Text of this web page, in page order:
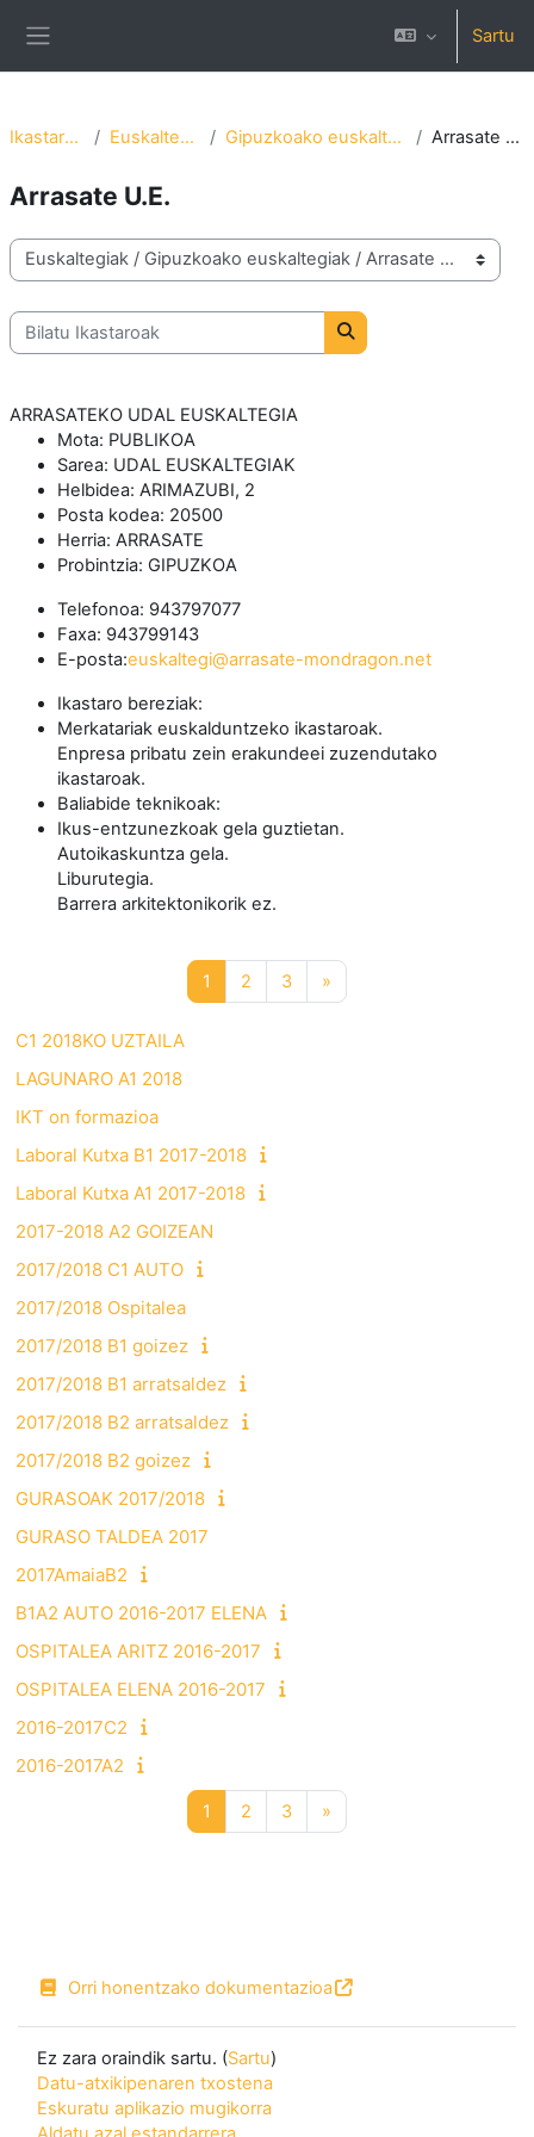
Sartu
Ikastaroak Euskaltegiak Gipuzkoako euskaltegiak Arrasate U.E.
Arrasate U.E.
Ikastaro-kategoriak
Bilatu Ikastaroak
Bilatu Ikastaroak
ARRASATEKO UDAL EUSKALTEGIA
Mota: PUBLIKOA
Sarea: UDAL EUSKALTEGIAK
Helbidea: ARIMAZUBI, 2
Posta kodea: 20500
Herria: ARRASATE
Probintzia: GIPUZKOA
Telefonoa: 943797077
Faxa: 943799143
E-posta:euskaltegi@arrasate-mondragon.net
Ikastaro bereziak:
Merkatariak euskalduntzeko ikastaroak.
Enpresa pribatu zein erakundeei zuzendutako
ikastaroak.
Baliabide teknikoak:
Ikus-entzunezkoak gela guztietan.
Autoikaskuntza gela.
Liburutegia.
Barrera arkitektonikorik ez.
1 1. orria
2 2. orria
33. orria
»
C1 2018KO UZTAILA
LAGUNARO A1 2018
IKT on formazioa
Laboral Kutxa B1 2017-2018
Laboral Kutxa A1 2017-2018
2017-2018 A2 GOIZEAN
2017/2018 C1 AUTO
2017/2018 Ospitalea
2017/2018 B1 goizez
2017/2018 B1 arratsaldez
2017/2018 B2 arratsaldez
2017/2018 B2 goizez
GURASOAK 2017/2018
GURASO TALDEA 2017
2017AmaiaB2
B1A2 AUTO 2016-2017 ELENA
OSPITALEA ARITZ 2016-2017
OSPITALEA ELENA 2016-2017
2016-2017C2
2016-2017A2
1 1. orria
2 2. orria
33. orria
»
Orri honentzako dokumentazioa
Ez zara oraindik sartu. (Sartu)
Datu-atxikipenaren txostena
Eskuratu aplikazio mugikorra